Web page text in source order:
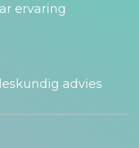
ervaring
advies